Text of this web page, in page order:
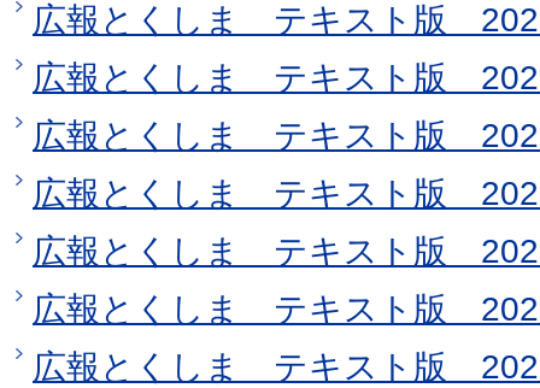
広報とくしま テキスト版
広報とくしま テキスト版
広報とくしま テキスト版
広報とくしま テキスト版
広報とくしま テキスト版
広報とくしま テキスト版
広報とくしま テキスト版